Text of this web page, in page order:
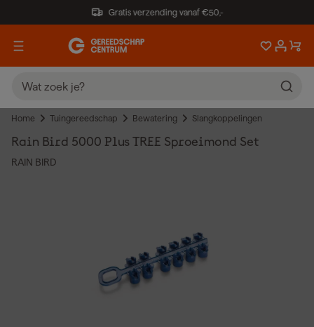
Gratis verzending vanaf €50,-
Home Tuingereedschap Bewatering Slangkoppelingen
Rain Bird 5000 Plus TREE Sproeimond Set
RAIN BIRD